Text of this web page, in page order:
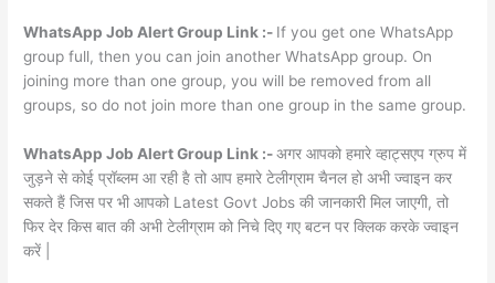
WhatsApp Job Alert Group Link :- If you get one WhatsApp
group full, then you can join another WhatsApp group. On
joining more than one group, you will be removed from all
groups, so do not join more than one group in the same group.
WhatsApp Job Alert Group Link :-अगर आपको हमारे व्हाट्सएप ग्रुप में
जुड़ने से कोई प्रॉब्लम आ रही है तो आप हमारे टेलीग्राम चैनल हो अभी ज्वाइन कर
सकते हैं जिस पर भी आपको Latest Govt Jobs की जानकारी मिल जाएगी, तो
फिर देर किस बात की अभी टेलीग्राम को निचे दिए गए बटन पर क्लिक करके ज्वाइन
करें |